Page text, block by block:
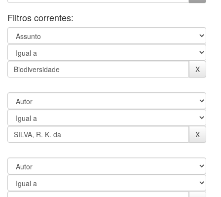
Filtros correntes: